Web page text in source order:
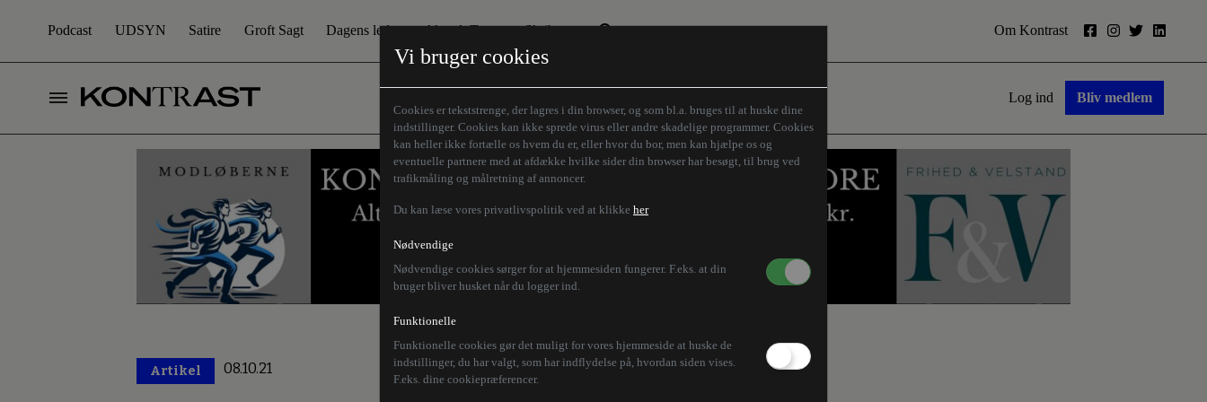
Vi bruger cookies
Cookies er tekststrenge, der lagres i din browser, og som bl.a. bruges til at huske dine
indstillinger. Cookies kan ikke sprede virus eller andre skadelige programmer. Cookies
kan heller ikke fortælle os hvem du er, eller hvor du bor, men kan hjælpe os og
eventuelle partnere med at afdække hvilke sider din browser har besøgt, til brug ved
trafikmåling og målretning af annoncer.
Du kan læse vores privatlivspolitik ved at klikke her
Nødvendige
Nødvendige cookies sørger for at hjemmesiden fungerer. F.eks. at din
bruger bliver husket når du logger ind.
Funktionelle
Funktionelle cookies gør det muligt for vores hjemmeside at huske de
indstillinger, du har valgt, som har indflydelse på, hvordan siden vises.
F.eks. dine cookiepræferencer.
Podcast UDSYN Satire Groft Sagt Dagens leder Aktuelt Tema
Den borgelige brille
Humaniora forfra
Store Danskere
Skribenter
Z-aksen
Om Kontrast
Log ind Bliv medlem
Artikel 08.10.21